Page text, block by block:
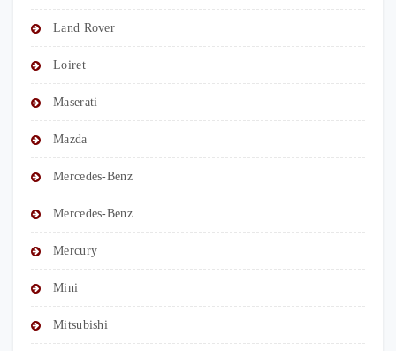
Land Rover
Loiret
Maserati
Mazda
Mercedes-Benz
Mercedes-Benz
Mercury
Mini
Mitsubishi